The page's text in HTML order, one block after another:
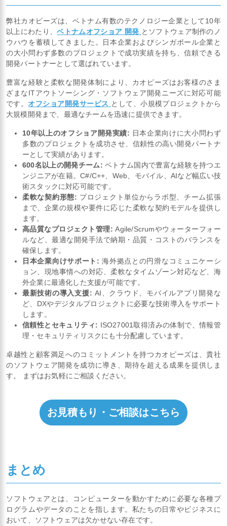
弊社カオピーズは、ベトナム有数のテクノロジー企業として10年
以上にわたり、ベトナムオフショア 開発 とソフトウェア制作のノ
ウハウを蓄積してきました。日本企業およびシンガポール企業と
の大小問わず多数のプロジェクトで成功実績を持ち、信頼できる
開発パートナーとして選ばれています。
豊富な経験と柔軟な開発体制により、カオピーズはお客様のさま
ざまなITアウトソーシング・ソフトウェア開発ニーズに対応可能
です。オフショア開発サービス として、小規模プロジェクトから
大規模開発まで、最適なチームを迅速に提供できます。
10年以上のオフショア開発実績: 日本企業向けに大小問わず
多数のプロジェクトを成功させ、信頼性の高い開発パートナ
ーとして実績があります。
600名以上の開発チーム: ベトナム国内で豊富な経験を持つエ
ンジニアが在籍。C#/C++、Web、モバイル、AIなど幅広い技
術スタックに対応可能です。
柔軟な契約形態: プロジェクト単位からラボ型、チーム拡張
まで、企業の規模や要件に応じた柔軟な契約モデルを提供し
ます。
高品質なプロジェクト管理: Agile/Scrumやウォーターフォー
ルなど、最適な開発手法で納期・品質・コストのバランスを
確保します。
日本企業向けサポート: 海外拠点との円滑なコミュニケーシ
ョン、現地事情への対応、柔軟なタイムゾーン対応など、海
外企業に最適化した支援が可能です。
最新技術の導入支援: AI、クラウド、モバイルアプリ開発な
ど、DXやデジタルプロジェクトに必要な技術導入をサポート
します。
信頼性とセキュリティ: ISO27001取得済みの体制で、情報管
理・セキュリティリスクにも十分配慮しています。
卓越性と顧客満足へのコミットメントを持つカオピーズは、貴社
のソフトウェア開発を成功に導き、期待を超える成果を提供しま
す。 まずはお気軽にご相談ください。
お見積もり・ご相談はこちら
まとめ
ソフトウェアとは、コンピューターを動かすために必要な各種プ
ログラムやデータのことを指します。私たちの日常やビジネスに
おいて、ソフトウェアは欠かせない存在です。